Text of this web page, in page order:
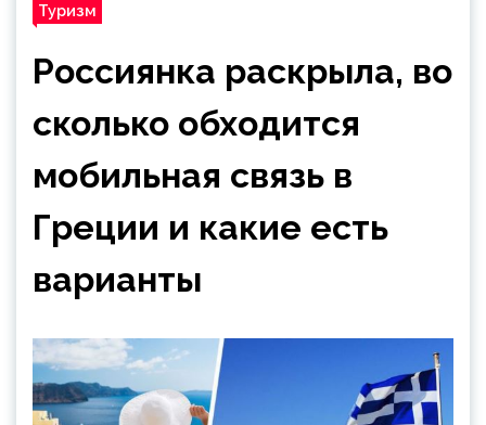
Туризм
Россиянка раскрыла, во
сколько обходится
мобильная связь в
Греции и какие есть
варианты